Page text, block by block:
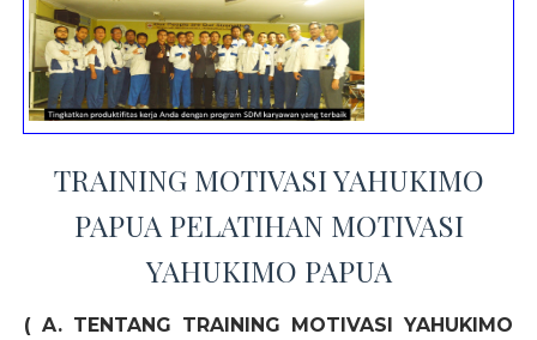
TRAINING MOTIVASI YAHUKIMO
PAPUA PELATIHAN MOTIVASI
YAHUKIMO PAPUA
( A. TENTANG TRAINING MOTIVASI YAHUKIMO